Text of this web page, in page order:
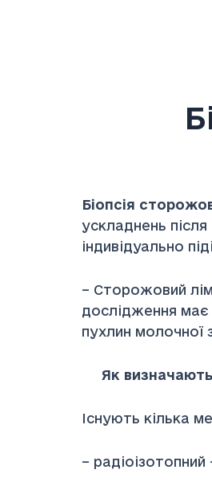
Біопсія
ускладнень
індивідуально
– Сторожовий
дослідження має
пухлин молочної
Як визначають
Існують кілька
–